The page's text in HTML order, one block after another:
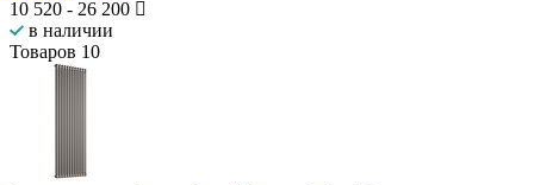
10 520 - 26 200
в наличии
Товаров 10